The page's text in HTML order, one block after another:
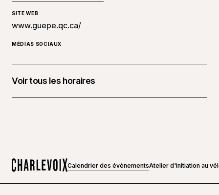
SITE WEB
www.guepe.qc.ca/
MÉDIAS SOCIAUX
Voir tous les horaires
Calendrier des événementsAtelier d'initiation au